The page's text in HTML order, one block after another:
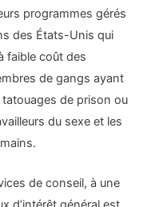
programmes gérés
des États-Unis qui
faible coût des
de gangs ayant
de prison ou
du sexe et les
de conseil, à une